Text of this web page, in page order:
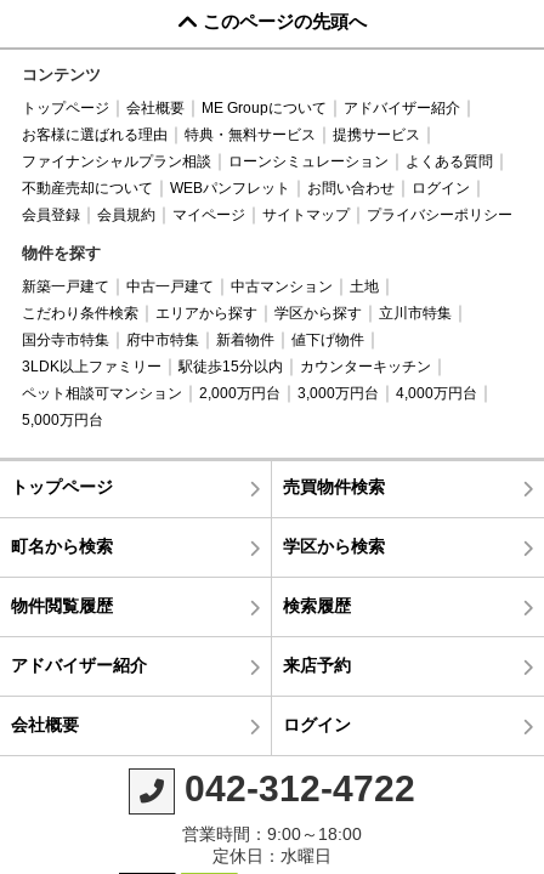
このページの先頭へ
コンテンツ
トップページ 会社概要 ME Groupについて
アドバイザー紹介
お客様に選ばれる理由
特典・無料サービス
提携サービス
ファイナンシャルプラン相談
ローンシミュレーション
よくある質問
不動産売却について
WEBパンフレット お問い合わせ
ログイン
会員登録
会員規約 マイページ サイトマップ プライバシーポリシー
物件を探す
新築一戸建て 中古一戸建て 中古マンション
土地
こだわり条件検索
エリアから探す 学区から探す
立川市特集
国分寺市特集
府中市特集 新着物件
値下げ物件
3LDK以上ファミリー
駅徒歩15分以内
カウンターキッチン
ペット相談可マンション
2,000万円台 3,000万円台
4,000万円台
5,000万円台
トップページ 売買物件検索
町名から検索 学区から検索
物件閲覧履歴 検索履歴
アドバイザー紹介 来店予約
会社概要 ログイン
042-312-4722
営業時間：9:00～18:00
定休日：水曜日